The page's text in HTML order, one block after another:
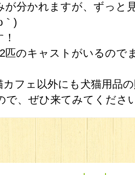
が分かれますが、ずっと
)
匹のキャストがいるので
カフェ以外にも犬猫用品
で、ぜひ来てみてくださ